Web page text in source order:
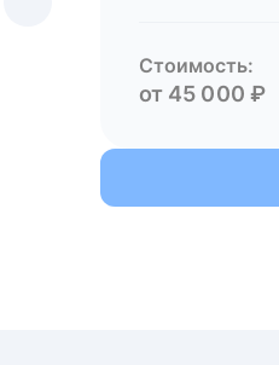
Стоимость:
от 45 000 ₽